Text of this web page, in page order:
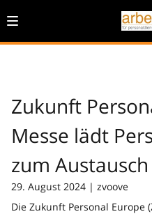
Zukunft
Messe lädt
zum
29. August 2024 | zvoove
Die Zukunft Personal Europe